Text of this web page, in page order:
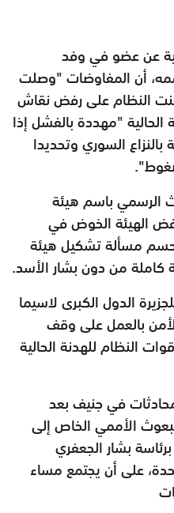
عن عضو في وفد
أن المفاوضات "وصلت
النظام على رفض نقاش
"مهددة بالفشل إذا
السوري وتحديدا
الرسمي باسم هيئة
الهيئة الخوض في
حسم مسألة تشكيل هيئة
كاملة من دون بشار الأسد.
الدول الكبرى لاسيما
بالعمل على وقف
النظام للهدنة الحالية
في جنيف بعد
الأممي الخاص إلى
بشار الجعفري
على أن يجتمع مساء